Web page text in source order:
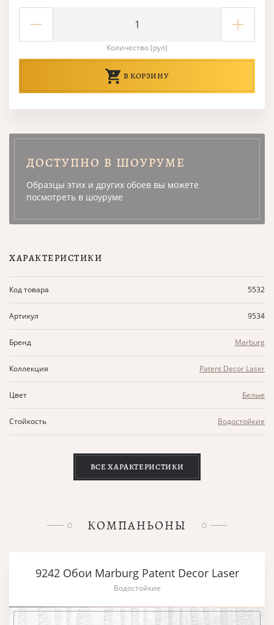
Количество (рул)
В КОРЗИНУ
ДОСТУПНО В ШОУРУМЕ
Образцы этих и других обоев вы можете
посмотреть в шоуруме
ХАРАКТЕРИСТИКИ
Код товара 5532
Артикул 9534
Бренд Marburg
Коллекция Patent Decor Laser
Цвет Белые
Стойкость Водостойкие
ВСЕ ХАРАКТЕРИСТИКИ
КОМПАНЬОНЫ
9242 Обои Marburg Patent Decor Laser
Водостойкие